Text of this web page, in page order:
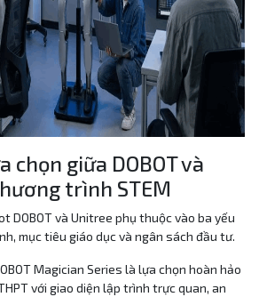
chọn giữa DOBOT và
trình STEM
DOBOT và Unitree phụ thuộc vào ba yếu
mục tiêu giáo dục và ngân sách đầu tư.
Magician Series là lựa chọn hoàn hảo
với giao diện lập trình trực quan, an